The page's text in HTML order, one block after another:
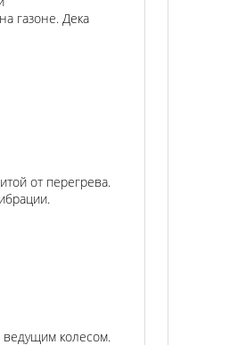
газоне. Дека
от перегрева.
ведущим колесом.